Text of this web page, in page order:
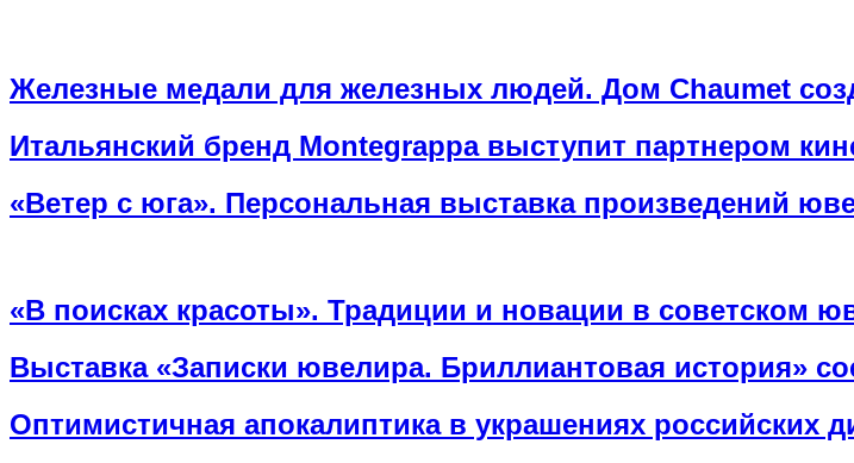
Железные медали для железных людей. Дом Chaumet
Итальянский бренд Montegrappa выступит партнером
«Ветер с юга». Персональная выставка произведений
«В поисках красоты». Традиции и новации в советском
Выставка «Записки ювелира. Бриллиантовая история»
Оптимистичная апокалиптика в украшениях российских